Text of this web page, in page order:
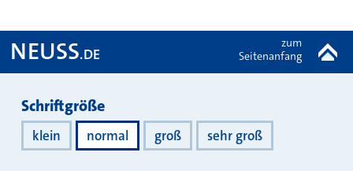
NEUSS.DE
zum
Seitenanfang
Darstellung
Schriftgröße
klein normal groß sehr groß